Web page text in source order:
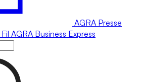
AGRA Presse
Fil AGRA Business Express